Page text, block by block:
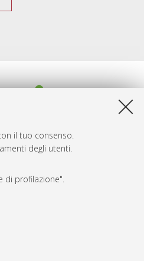
il tuo consenso.
degli utenti.
di profilazione".